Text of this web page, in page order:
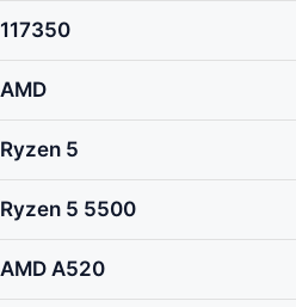
117350
AMD
Ryzen 5
Ryzen 5 5500
AMD A520